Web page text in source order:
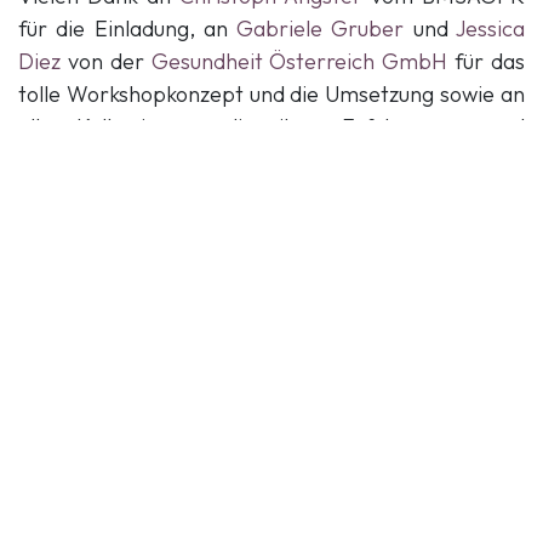
für die Einladung, anGabriele Gruber undJessica
Diez von der Gesundheit Österreich GmbH für das
tolle Workshopkonzept und die Umsetzung sowie an
alle Kolleg:innen, die ihre Erfahrungen und